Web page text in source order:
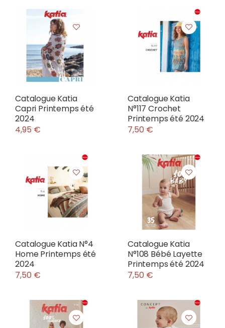
Catalogue Katia
Capri Printemps été
2024
4,95 €
Catalogue Katia
N°117 Crochet
Printemps été 2024
7,50 €
Catalogue Katia N°4
Home Printemps été
2024
7,50 €
Catalogue Katia
N°108 Bébé Layette
Printemps été 2024
7,50 €